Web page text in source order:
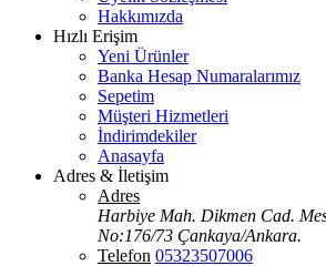
Hakkımızda
Hızlı Erişim
Yeni Ürünler
Banka Hesap Numaralarımız
Sepetim
Müşteri Hizmetleri
İndirimdekiler
Anasayfa
Adres & İletişim
Adres
Harbiye Mah. Dikmen Cad.
No:176/73 Çankaya/Ankara.
Telefon 05323507006